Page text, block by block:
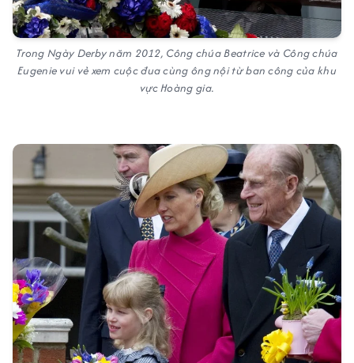
Trong Ngày Derby năm 2012, Công chúa Beatrice và Công chúa
Eugenie vui vẻ xem cuộc đua cùng ông nội từ ban công của khu
vực Hoàng gia.